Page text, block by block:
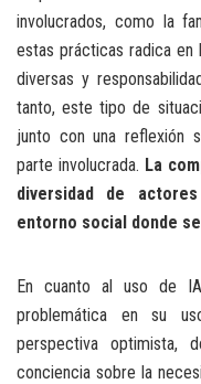
involucrados, como la
estas prácticas radica
diversas y
tanto, este tipo de
junto con una reflexión
parte involucrada. La
diversidad de
entorno social donde
En cuanto al uso de
problemática en su
perspectiva optimista,
conciencia sobre la